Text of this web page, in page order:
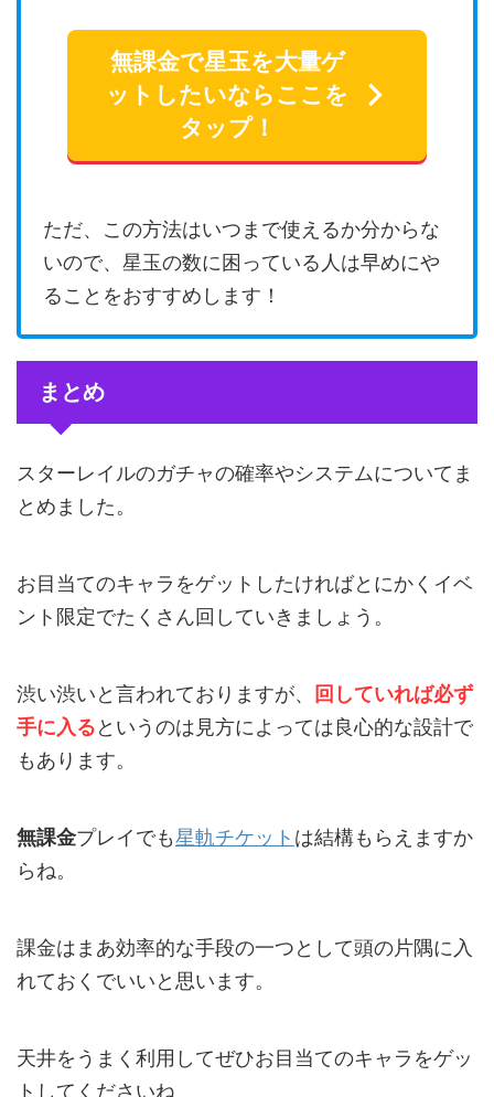
無課金で星玉を大量ゲ
ットしたいならここを
タップ！
ただ、この方法はいつまで使えるか分からな
いので、星玉の数に困っている人は早めにや
ることをおすすめします！
まとめ
スターレイルのガチャの確率やシステムについてま
とめました。
お目当てのキャラをゲットしたければとにかくイベ
ント限定でたくさん回していきましょう。
渋い渋いと言われておりますが、 回していれば必ず
手に入るというのは見方によっては良心的な設計で
もあります。
無課金プレイでも星軌チケット は結構もらえますか
らね。
課金はまあ効率的な手段の一つとして頭の片隅に入
れておくでいいと思います。
天井をうまく利用してぜひお目当てのキャラをゲッ
トしてくださいね